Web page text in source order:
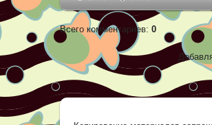
Всего комментариев: 0